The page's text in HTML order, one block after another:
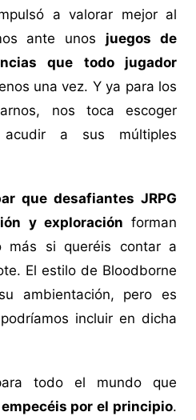
a valorar mejor al
ante unos juegos de
que todo jugador
una vez. Y ya para los
nos toca escoger
a sus múltiples
que desafiantes JRPG
y exploración forman
más si queréis contar a
El estilo de Bloodborne
ambientación, pero es
incluir en dicha
todo el mundo que
empecéis por el principio.